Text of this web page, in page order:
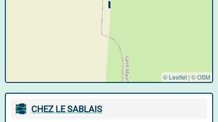
© Leaflet | ©OSM
CHEZ LE SABLAIS